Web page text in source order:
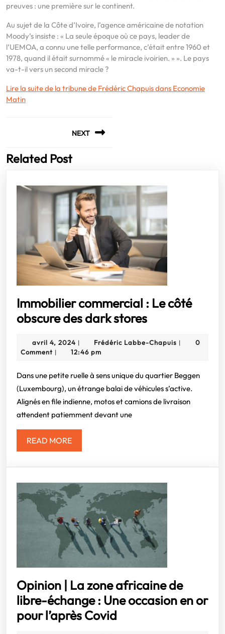
preuves : une première sur le continent.
Au sujet de la Côte d’Ivoire, l’agence américaine de notation
Moody’s insiste : « La seule époque où ce pays, leader de
l’UEMOA, a connu une telle performance, c’était entre 1960 et
1978, quand il était surnommé « le miracle ivoirien. » ». Le pays
va-t-il vers un second miracle ?
Lire la suite de la tribune de Frédéric Chapuis dans Economie
Matin
l’article
NEXT
Next
Related Post
Immobilier commercial : Le côté
obscure des dark storesImmobilier
:
côté
obscure
des
avril 4, 2024 avril
4,
| Frédéric Labbe-Chapuis Frédéric
|
0
Comment | 12:46 pm
Dans une petite ruelle à sens unique du quartier Beggen
(Luxembourg), un étrange balai de véhicules s’active.
Alignés en file indienne, motos et camions de livraison
attendent patiemment devant une
READ MOREREAD
MORE
Opinion | La zone africaine de
libre-échange : Une occasion en or
pour l’après Covid